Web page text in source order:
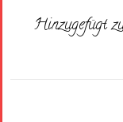
Hinzugefügt